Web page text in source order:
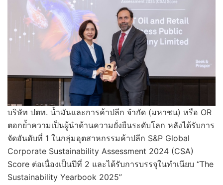
บริษัท ปตท. น้ำมันและการค้าปลีก จำกัด (มหาชน) หรือ OR
ตอกย้ำความเป็นผู้นำด้านความยั่งยืนระดับโลก หลังได้รับการ
จัดอันดับที่ 1 ในกลุ่มอุตสาหกรรมค้าปลีก S&P Global
Corporate Sustainability Assessment 2024 (CSA)
Score ต่อเนื่องเป็นปีที่ 2 และได้รับการบรรจุในทำเนียบ “The
Sustainability Yearbook 2025”